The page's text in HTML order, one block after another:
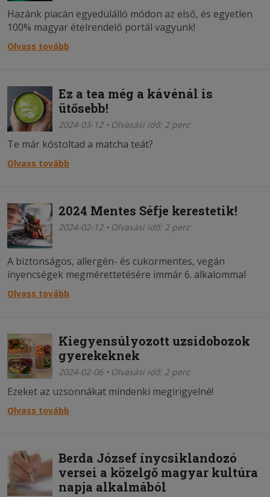
Hazánk piacán egyedülálló módon az első, és egyetlen
100% magyar ételrendelő portál vagyunk!
Olvass tovább
Ez a tea még a kávénál is
ütősebb!
2024-03-12 • Olvasási idő: 2 perc
Te már kóstoltad a matcha teát?
Olvass tovább
2024 Mentes Séfje kerestetik!
2024-02-12 • Olvasási idő: 2 perc
A biztonságos, allergén- és cukormentes, vegán
ínyencségek megmérettetésére immár 6. alkalommal
kerül sor.
Olvass tovább
Kiegyensúlyozott uzsidobozok
gyerekeknek
2024-02-06 • Olvasási idő: 2 perc
Ezeket az uzsonnákat mindenki megirigyelné!
Olvass tovább
Berda József ínycsiklandozó
versei a közelgő magyar kultúra
napja alkalmából